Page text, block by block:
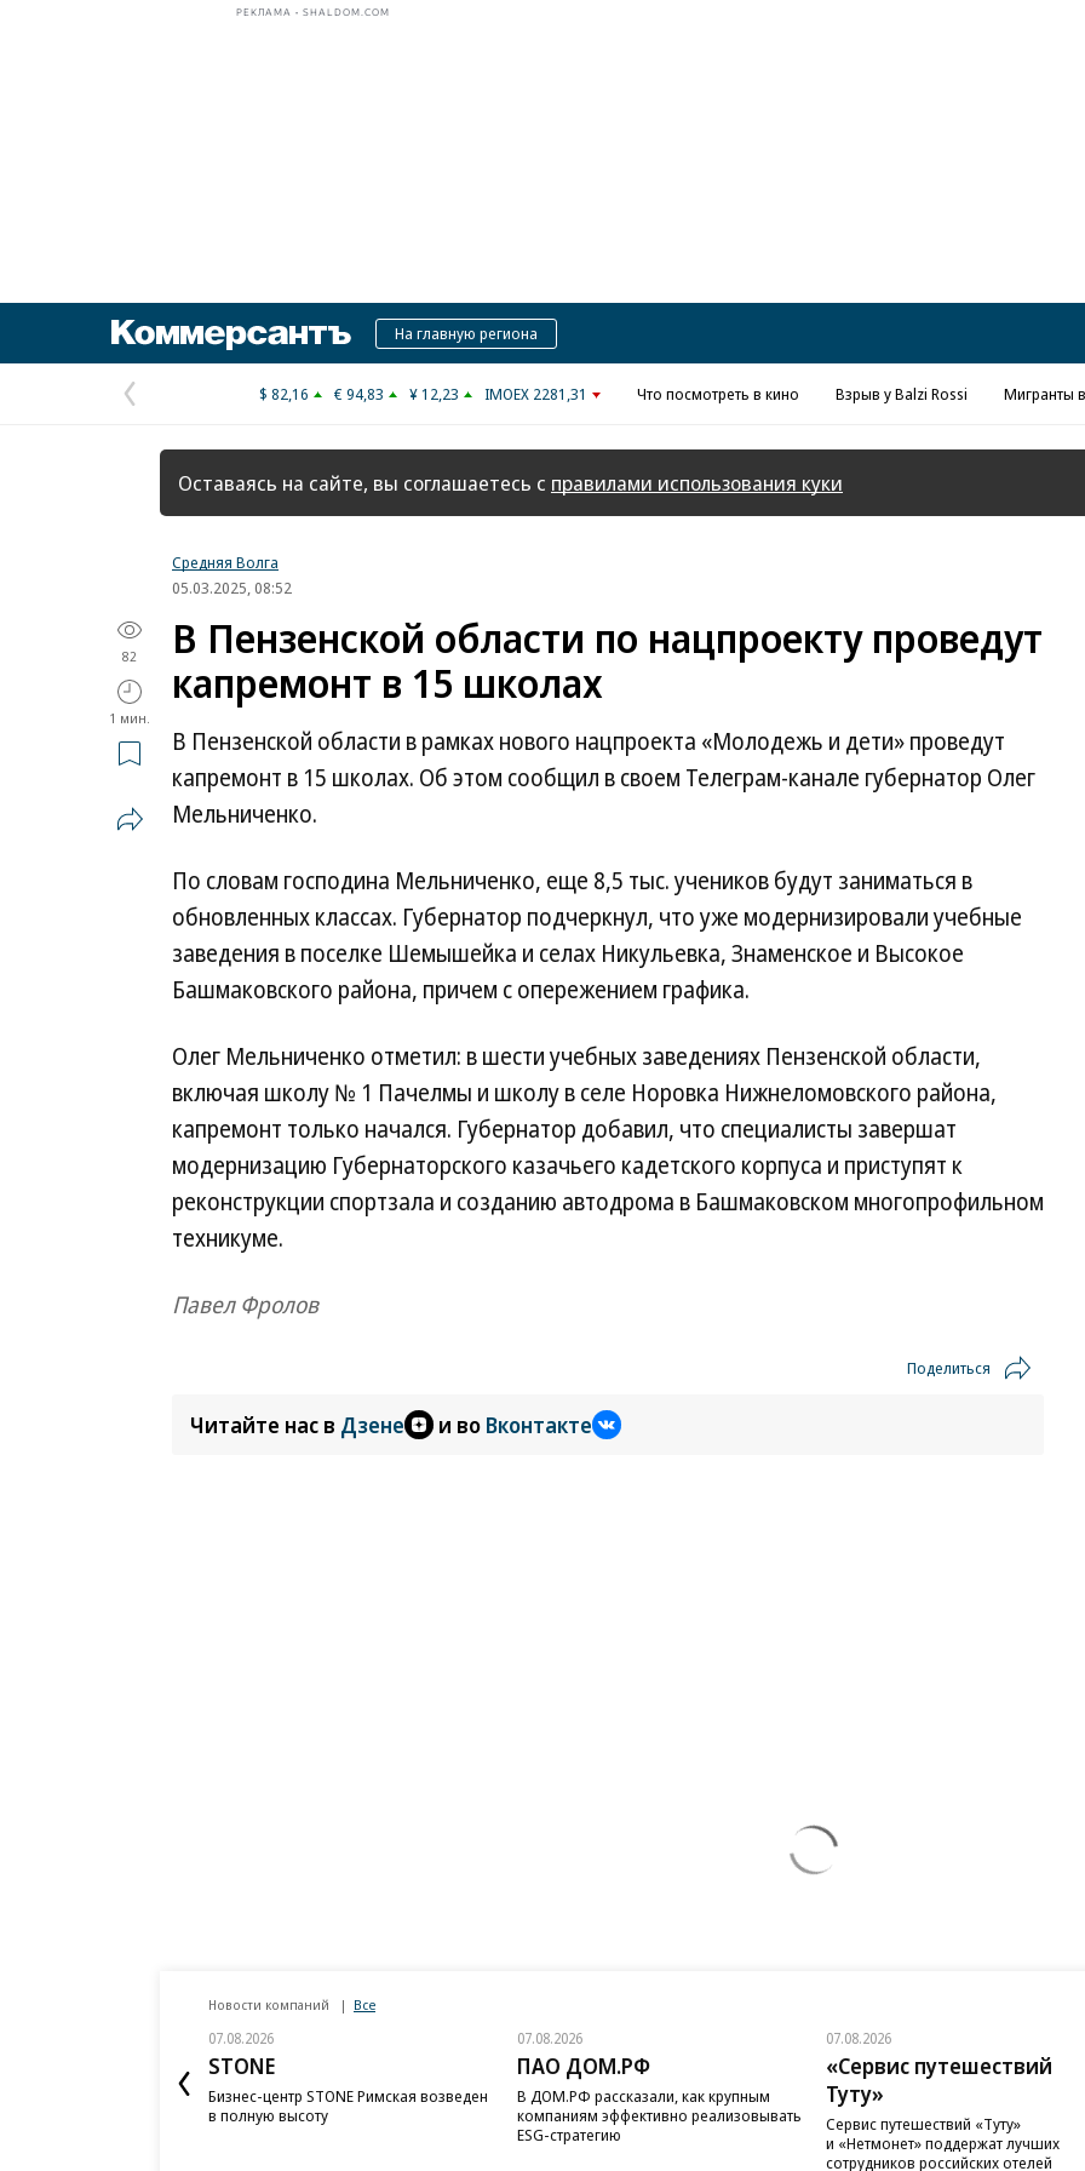
РЕКЛАМА • SHALDOM.COM
КоммерсантъНа главную региона
Предыдущая
страница
$ 82,16 € 94,83 ¥ 12,23 IMOEX 2281,31 Что посмотреть в кино Взрыв у Balzi Rossi Мигранты
Оставаясь на сайте, вы соглашаетесь с правилами использования куки
Средняя Волга
05.03.2025, 08:52
82
1 мин.
В Пензенской области по нацпроекту проведут
капремонт в 15 школах
В Пензенской области в рамках нового нацпроекта «Молодежь и дети» проведут
капремонт в 15 школах. Об этом сообщил в своем Телеграм-канале губернатор Олег
Мельниченко.
По словам господина Мельниченко, еще 8,5 тыс. учеников будут заниматься в
обновленных классах. Губернатор подчеркнул, что уже модернизировали учебные
заведения в поселке Шемышейка и селах Никульевка, Знаменское и Высокое
Башмаковского района, причем с опережением графика.
Олег Мельниченко отметил: в шести учебных заведениях Пензенской области,
включая школу № 1 Пачелмы и школу в селе Норовка Нижнеломовского района,
капремонт только начался. Губернатор добавил, что специалисты завершат
модернизацию Губернаторского казачьего кадетского корпуса и приступят к
реконструкции спортзала и созданию автодрома в Башмаковском многопрофильном
техникуме.
Павел Фролов
Поделиться
Читайте нас в Дзене и во Вконтакте
Новости компаний Все
07.08.2026
STONE
Бизнес-центр STONE Римская возведен
в полную высоту
07.08.2026
ПАО ДОМ.РФ
В ДОМ.РФ рассказали, как крупным
компаниям эффективно реализовывать
ESG-стратегию
07.08.2026
«Сервис путешествий
Туту»
Сервис путешествий «Туту»
и «Нетмонет» поддержат лучших
сотрудников российских отелей